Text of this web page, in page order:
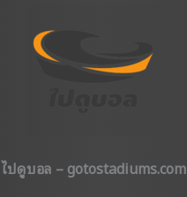
ไปดูบอล – gotostadiums.com